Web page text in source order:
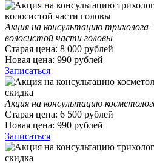
Акция на консультацию
волосистой части головы
Старая цена: 8 000 рублей
Новая цена: 990 рублей
Записаться
Акция на консультацию
Старая цена: 6 500 рублей
Новая цена: 990 рублей
Записаться